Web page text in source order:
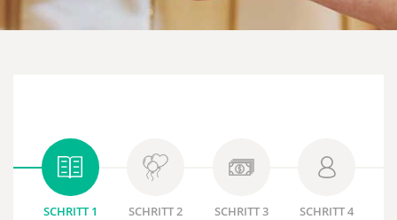
SCHRITT 1 SCHRITT 2 SCHRITT 3 SCHRITT 4